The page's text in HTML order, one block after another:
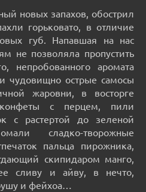
новых запахов, обострил
горьковато, в отличие
губ. Напавшая на нас
не позволяла пропустить
непробованного аромата
чудовищно острые самосы
жаровни, в восторге
с перцем, пили
с растертой до зеленой
сладко-творожные
пальца пирожника,
скипидаром манго,
сливу и айву, в нечто,
и фейхоа…